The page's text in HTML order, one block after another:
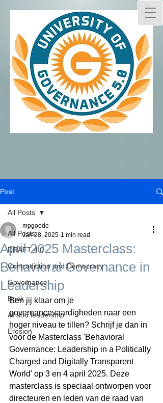
Post
All Posts
DRAFT 4.0
Contradiction and Democracy
Governance
Boek
AI and leadership
Erosion
All Posts
April 2025 Masterclass:
Behavioral Governance in
Leadership
mpgoede
Jan 28, 2025 1 min read
Ben jij klaar om je
governancevaardigheden naar een
hoger niveau te tillen? Schrijf je dan in
voor de Masterclass 'Behavioral
Governance: Leadership in a Politically
Charged and Digitally Transparent
World' op 3 en 4 april 2025. Deze
masterclass is speciaal ontworpen voor
directeuren en leden van de raad van